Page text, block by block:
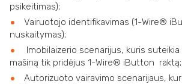
psikeitimas);
Vairuotojo identifikavimas (1-Wire®
nuskaitymas);
Imobilaizerio scenarijus, kuris
mašiną tik pridėjus 1-Wire® iButton raktą;
Autorizuoto vairavimo scenarijaus,